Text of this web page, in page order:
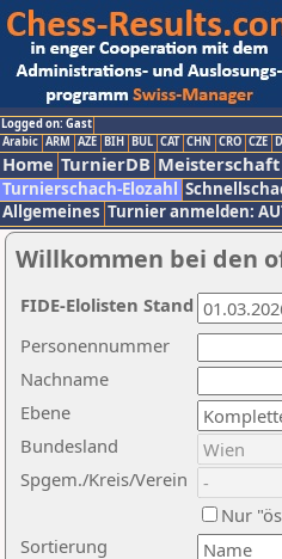
Logged on: Gast
Arabic ARM AZE BIH BUL CAT CHN CRO CZE
Home TurnierDB Meisterschaft
Turnierschach-Elozahl
Allgemeines Turnier anmelden:
Willkommen bei den
Nachname
Ebene
Sortierung
Personennummer
Bundesland
Spgem./Kreis/Verein
Nur
FIDE-Elolisten Stand